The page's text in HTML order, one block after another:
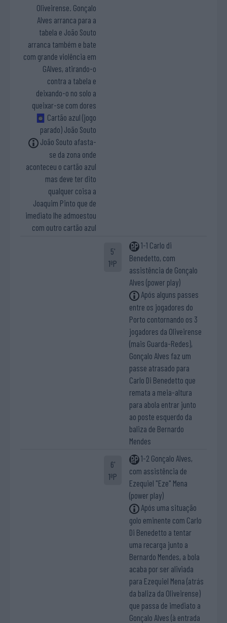
Oliveirense. Gonçalo
Alves arranca para a
tabela e João Souto
arranca também e bate
com grande violência em
GAlves, atirando-o
contra a tabela e
deixando-o no solo a
queixar-se com dores
Cartão azul (jogo
parado) João Souto
João Souto afasta-
se da zona onde
aconteceu o cartão azul
mas deve ter dito
qualquer coisa a
Joaquim Pinto que de
imediato lhe admoestou
com outro cartão azul
5'
1ªP
1-1 Carlo di
Benedetto, com
assistência de Gonçalo
Alves (power play)
Após alguns passes
entre os jogadores do
Porto contornando os 3
jogadores da Oliveirense
(mais Guarda-Redes),
Gonçalo Alves faz um
passe atrasado para
Carlo Di Benedetto que
remata a meia-altura
para abola entrar junto
ao poste esquerdo da
baliza de Bernardo
Mendes
6'
1ªP
1-2 Gonçalo Alves,
com assistência de
Ezequiel "Eze" Mena
(power play)
Após uma situação
golo eminente com Carlo
Di Benedetto a tentar
uma recarga junto a
Bernardo Mendes, a bola
acaba por ser aliviada
para Ezequiel Mena (atrás
da baliza da Oliveirense)
que passa de imediato a
Gonçalo Alves (à entrada